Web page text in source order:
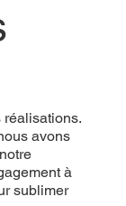
réalisations.
avons
à
sublimer